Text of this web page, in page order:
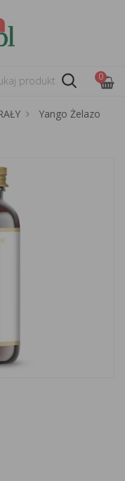
0
Yango Żelazo